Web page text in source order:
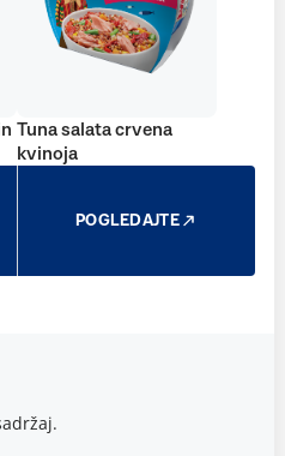
Tuna salata crvena
kvinoja
POGLEDAJTE